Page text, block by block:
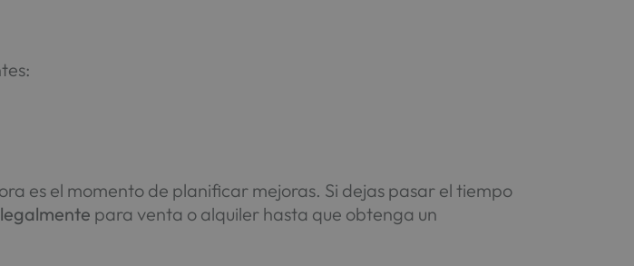
es el momento de planificar mejoras. Si dejas pasar el tiempo
para venta o alquiler hasta que obtenga un